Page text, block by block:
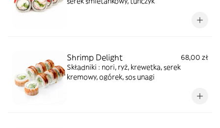
Shrimp Delight
68,00 zł
Składniki : nori, ryż, krewetka, serek
kremowy, ogórek, sos unagi